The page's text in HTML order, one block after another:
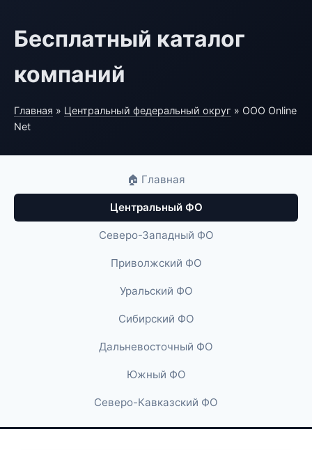
Бесплатный каталог
компаний
Главная » Центральный федеральный округ » ООО Online
Net
🏠 Главная
Центральный ФО
Северо-Западный ФО
Приволжский ФО
Уральский ФО
Сибирский ФО
Дальневосточный ФО
Южный ФО
Северо-Кавказский ФО